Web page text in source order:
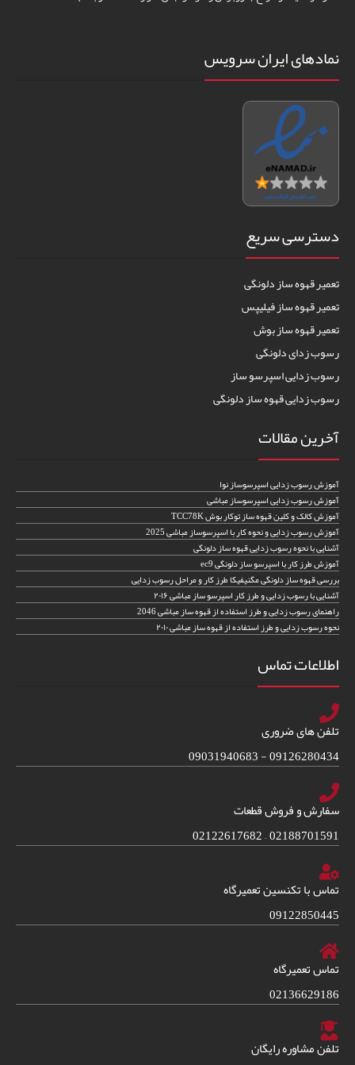
نمادهای ایران سرویس
دسترسی سریع
تعمیر قهوه ساز دلونگی
تعمیر قهوه ساز فیلیپس
تعمیر قهوه ساز بوش
رسوب زدای دلونگی
رسوب زدایی اسپرسو ساز
رسوب زدایی قهوه ساز دلونگی
آخرین مقالات
آموزش رسوب زدایی اسپرسوساز نوا
آموزش رسوب زدایی اسپرسوساز مباشی
آموزش کالک و کلین قهوه ساز توکار بوش TCC78K
آموزش رسوب زدایی و نحوه کار با اسپرسوساز مباشی 2025
آشنایی با نحوه رسوب زدایی قهوه ساز دلونگی
آموزش طرز کار با اسپرسو ساز دلونگی ec9
بررسی قهوه ساز دلونگی مگنیفیکا طرز کار و مراحل رسوب زدایی
آشنایی با رسوب زدایی و طرز کار اسپرسو ساز مباشی ۲۰۱۶
راهنمای رسوب زدایی و طرز استفاده از قهوه ساز مباشی 2046
نحوه رسوب زدایی و طرز استفاده از قهوه ساز مباشی ۲۰۱۰
اطلاعات تماس
تلفن های ضروری
09126280434 - 09031940683
سفارش و فروش قطعات
02188701591 – 02122617682
تماس با تکنسین تعمیرگاه
09122850445
تماس تعمیرگاه
02136629186
تلفن مشاوره رایگان